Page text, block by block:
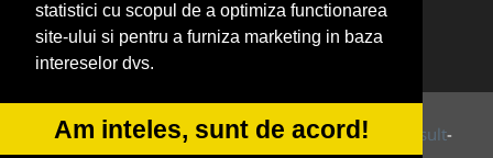
statistici cu scopul de a optimiza functionarea
site-ului si pentru a furniza marketing in baza
intereselor dvs.
Am inteles, sunt de acord!
Clinica-Privata.ro
Veterinar-Romania.ro
© 2014-2026 Powered byVilonMedia&Tokaido Consult-